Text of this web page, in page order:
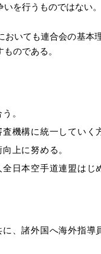
いを行うものではない。
いても連合会の基
のである。
。
機構に統一していく
上に努める。
日本空手道連盟は
、諸外国へ海外指導